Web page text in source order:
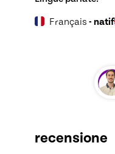
Français - natif
recensione